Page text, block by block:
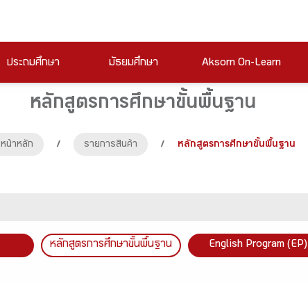
ประถมศึกษา มัธยมศึกษา Aksorn On-Learn
หลักสูตรการศึกษาขั้นพื้นฐาน
หน้าหลัก / รายการสินค้า / หลักสูตรการศึกษาขั้นพื้นฐาน
หลักสูตรการศึกษาขั้นพื้นฐาน English Program (EP)